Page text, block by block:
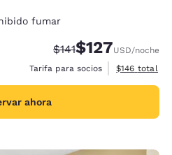
fumar
Precio tachado:
$141Precio con
$127USD/noche
Tarifa para socios
Ver detalles
$146 total
ahora